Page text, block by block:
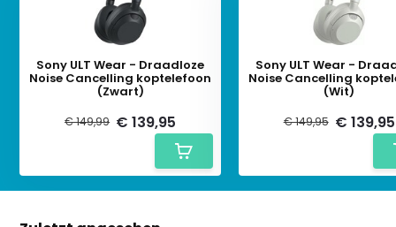
Sony ULT Wear - Draadloze
Noise Cancelling koptelefoon
(Zwart)
€ 149,99 € 139,95
Sony ULT Wear -
Noise Cancelling
(Wit)
€ 149,95 € 139,95